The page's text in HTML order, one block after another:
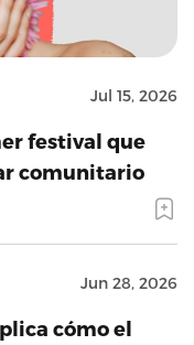
Jul 15, 2026
festival que
comunitario
Jun 28, 2026
cómo el